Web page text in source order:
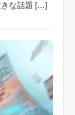
きな話題 […]